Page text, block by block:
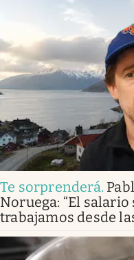
Te sorprenderá.
Noruega: “El
trabajamos desde